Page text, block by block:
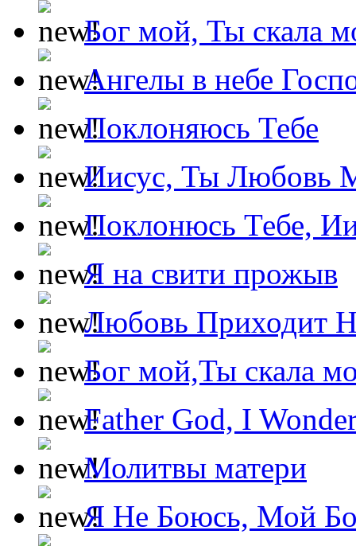
Бог мой, Ты скала
Ангелы в небе
Поклоняюсь Тебе
Иисус, Ты Любовь
Поклонюсь Тебе,
Я на свити прожыв
Любовь Приходит
Бог мой,Ты скала
Father God, I
Молитвы матери
Я Не Боюсь, Мой